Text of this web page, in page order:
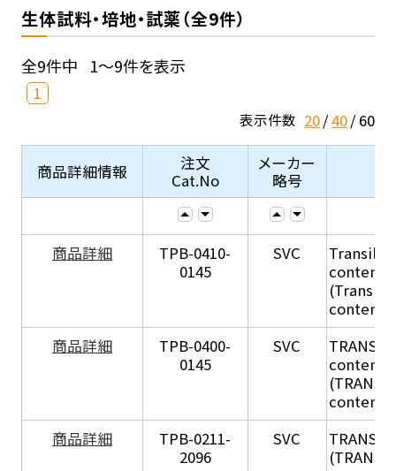
生体試料・培地・試薬（全9件）
全9件中 1～9件を表示
1
表示件数 20 40 60
商品詳細情報
注文
Cat.No
メーカー
略号
商品詳細
TPB-0410-
0145
SVC
Transil
content
(Transil
content
商品詳細
TPB-0400-
0145
SVC
content
content
商品詳細
TPB-0211-
2096
SVC TRANSIL